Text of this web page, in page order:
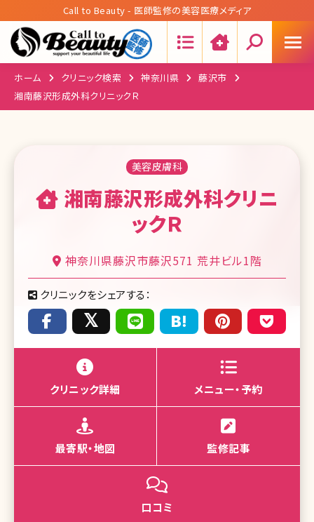
Call to Beauty - 医師監修の美容医療メディア
ホーム クリニック検索 神奈川県
藤沢市
湘南藤沢形成外科クリニックＲ
美容皮膚科
湘南藤沢形成外科クリニ
ックＲ
神奈川県藤沢市藤沢571 荒井ビル1階
クリニックをシェアする：
クリニック詳細 メニュー・予約
最寄駅・地図 監修記事
口コミ